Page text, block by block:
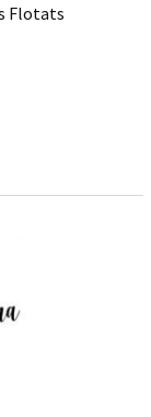
Flotats